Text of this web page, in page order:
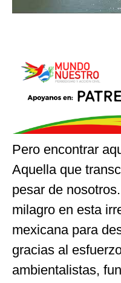
Pero encontrar
Aquella que
pesar de
milagro en esta
mexicana para
gracias al
ambientalistas,